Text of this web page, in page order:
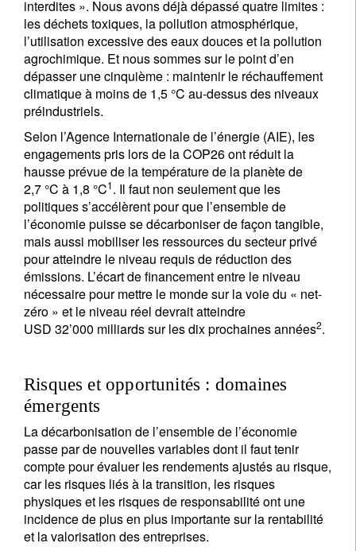
interdites ». Nous avons déjà dépassé quatre limites :
les déchets toxiques, la pollution atmosphérique,
l’utilisation excessive des eaux douces et la pollution
agrochimique. Et nous sommes sur le point d’en
dépasser une cinquième : maintenir le réchauffement
climatique à moins de 1,5 °C au-dessus des niveaux
préindustriels.
Selon l’Agence Internationale de l’énergie (AIE), les
engagements pris lors de la COP26 ont réduit la
hausse prévue de la température de la planète de
2,7 °C à 1,8 °C1. Il faut non seulement que les
politiques s’accélèrent pour que l’ensemble de
l’économie puisse se décarboniser de façon tangible,
mais aussi mobiliser les ressources du secteur privé
pour atteindre le niveau requis de réduction des
émissions. L’écart de financement entre le niveau
nécessaire pour mettre le monde sur la voie du « net-
zéro » et le niveau réel devrait atteindre
USD 32’000 milliards sur les dix prochaines années2.
Risques et opportunités : domaines
émergents
La décarbonisation de l’ensemble de l’économie
passe par de nouvelles variables dont il faut tenir
compte pour évaluer les rendements ajustés au risque,
car les risques liés à la transition, les risques
physiques et les risques de responsabilité ont une
incidence de plus en plus importante sur la rentabilité
et la valorisation des entreprises.